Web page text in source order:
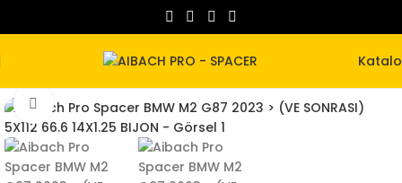
Büyütmek için tıklayın